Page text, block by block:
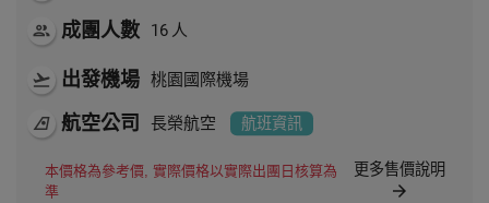
people 成團人數 16 人
flight_takeoff 出發機場 桃園國際機場
airlines 航空公司 長榮航空 航班資訊
本價格為參考價, 實際價格以實際出團日核算為
準
更多售價說明
arrow_forward